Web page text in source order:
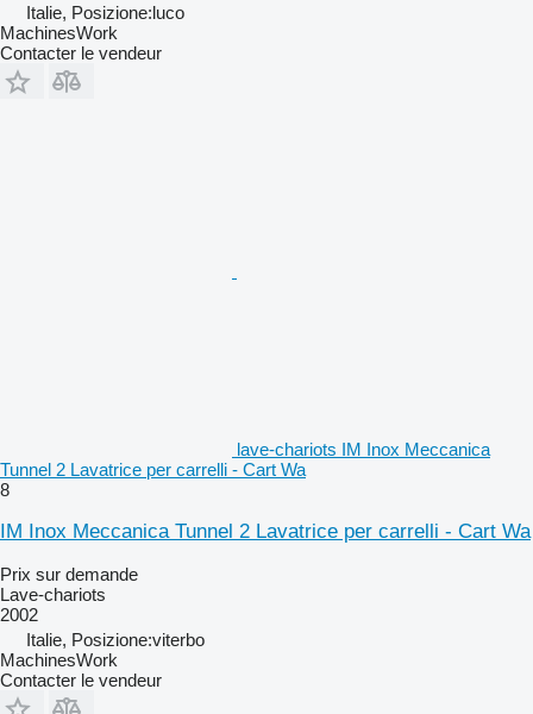
Italie, Posizione:luco
MachinesWork
Contacter le vendeur
lave-chariots IM Inox Meccanica
Tunnel 2 Lavatrice per carrelli - Cart Wa
8
IM Inox Meccanica Tunnel 2 Lavatrice per carrelli - Cart Wa
Prix sur demande
Lave-chariots
2002
Italie, Posizione:viterbo
MachinesWork
Contacter le vendeur